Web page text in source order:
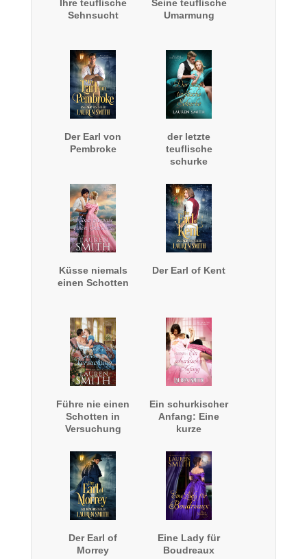
Ihre teuflische
Sehnsucht
Seine teuflische
Umarmung
Der Earl von
Pembroke
der letzte
teuflische
schurke
Küsse niemals
einen Schotten
Der Earl of Kent
Führe nie einen
Schotten in
Versuchung
Ein schurkischer
Anfang: Eine
kurze
Der Earl of
Morrey
Eine Lady für
Boudreaux